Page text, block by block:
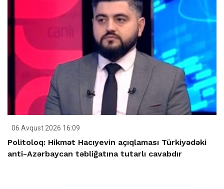
06 Avqust 2026 16:09
Politoloq: Hikmət Hacıyevin açıqlaması Türkiyədəki
anti-Azərbaycan təbliğatına tutarlı cavabdır